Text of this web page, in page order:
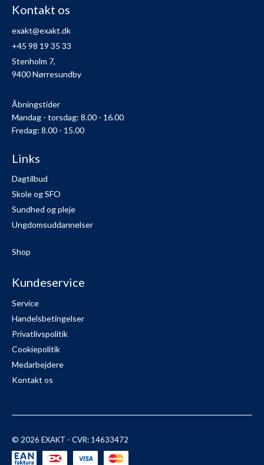
Kontakt os
exakt@exakt.dk
+45 98 19 35 33
Stenholm 7,
9400 Nørresundby
Åbningstider
Mandag - torsdag: 8.00 - 16.00
Fredag: 8.00 - 15.00
Links
Dagtilbud
Skole og SFO
Sundhed og pleje
Ungdomsuddannelser
Shop
Kundeservice
Service
Handelsbetingelser
Privatlivspolitik
Cookiepolitik
Medarbejdere
Kontakt os
© 2026 EXAKT - CVR: 14633472